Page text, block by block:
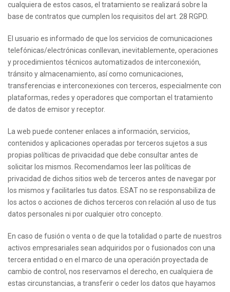
cualquiera de estos casos, el tratamiento se realizará sobre la
base de contratos que cumplen los requisitos del art. 28 RGPD.
El usuario es informado de que los servicios de comunicaciones
telefónicas/electrónicas conllevan, inevitablemente, operaciones
y procedimientos técnicos automatizados de interconexión,
tránsito y almacenamiento, así como comunicaciones,
transferencias e interconexiones con terceros, especialmente con
plataformas, redes y operadores que comportan el tratamiento
de datos de emisor y receptor.
La web puede contener enlaces a información, servicios,
contenidos y aplicaciones operadas por terceros sujetos a sus
propias políticas de privacidad que debe consultar antes de
solicitar los mismos. Recomendamos leer las políticas de
privacidad de dichos sitios web de terceros antes de navegar por
los mismos y facilitarles tus datos. ESAT no se responsabiliza de
los actos o acciones de dichos terceros con relación al uso de tus
datos personales ni por cualquier otro concepto.
En caso de fusión o venta o de que la totalidad o parte de nuestros
activos empresariales sean adquiridos por o fusionados con una
tercera entidad o en el marco de una operación proyectada de
cambio de control, nos reservamos el derecho, en cualquiera de
estas circunstancias, a transferir o ceder los datos que hayamos